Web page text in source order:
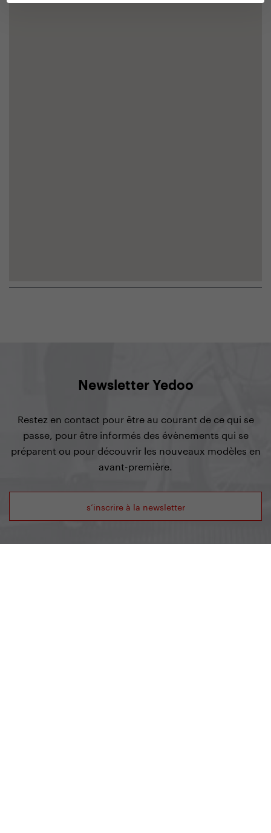
Newsletter Yedoo
Restez en contact pour être au courant de ce qui se
passe, pour être informés des évènements qui se
préparent ou pour découvrir les nouveaux modèles en
avant-première.
s’inscrire à la newsletter